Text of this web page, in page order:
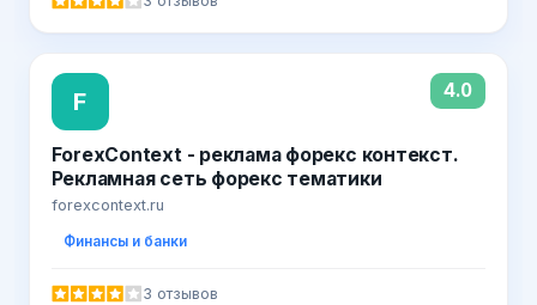
F 4.0
ForexContext - реклама форекс контекст.
Рекламная сеть форекс тематики
forexcontext.ru
Финансы и банки
3 отзывов